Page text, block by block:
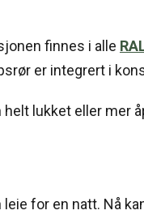
finnes i alle
er integrert i
lukket eller mer
for en natt. Nå